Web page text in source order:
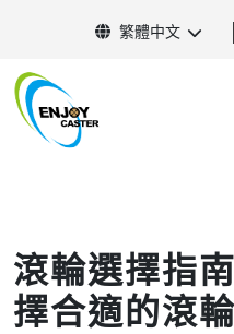
繁體中文
滾輪選擇指
擇合適的滾輪